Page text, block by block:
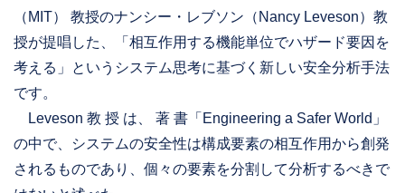
（MIT） 教授のナンシー・レブソン（Nancy Leveson）教
授が提唱した、「相互作用する機能単位でハザード要因を
考える」というシステム思考に基づく新しい安全分析手法
です。
Leveson 教 授 は、 著 書「Engineering a Safer World」
の中で、システムの安全性は構成要素の相互作用から創発
されるものであり、個々の要素を分割して分析するべきで